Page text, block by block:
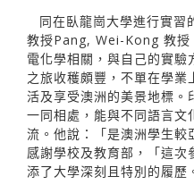
同在臥龍崗大學進行實習
教授Pang, Wei-Kong 教授
電化學相關，與自己的實驗
之旅收穫頗豐，不單在學業
活及享受澳洲的美景地標。
一同相處，能與不同語言文
流。他說：「是澳洲學生較
感謝學校及教育部，「這次
添了大學深刻且特別的履歷